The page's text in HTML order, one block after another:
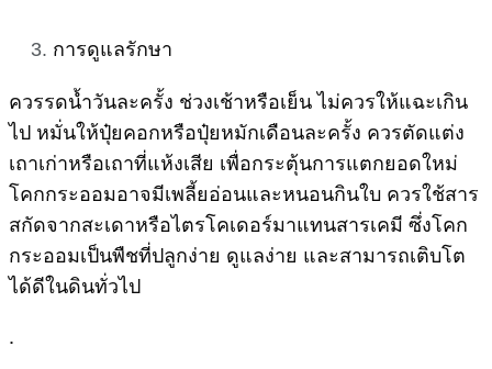
การดูแลรักษา
ควรรดน้ำวันละครั้ง ช่วงเช้าหรือเย็น ไม่ควรให้แฉะเกิน
ไป หมั่นให้ปุ๋ยคอกหรือปุ๋ยหมักเดือนละครั้ง ควรตัดแต่ง
เถาเก่าหรือเถาที่แห้งเสีย เพื่อกระตุ้นการแตกยอดใหม่
โคกกระออมอาจมีเพลี้ยอ่อนและหนอนกินใบ ควรใช้สาร
สกัดจากสะเดาหรือไตรโคเดอร์มาแทนสารเคมี ซึ่งโคก
กระออมเป็นพืชที่ปลูกง่าย ดูแลง่าย และสามารถเติบโต
ได้ดีในดินทั่วไป
.